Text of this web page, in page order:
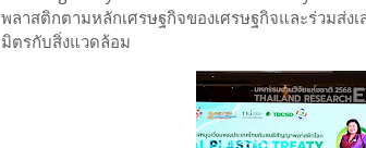
พลาสติกตามหลักเศรษฐกิจของเศรษฐกิจและร่วมส่ง
มิตรกับสิ่งแวดล้อม